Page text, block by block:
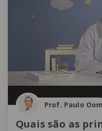
Prof. Paulo Oom
Quais são as